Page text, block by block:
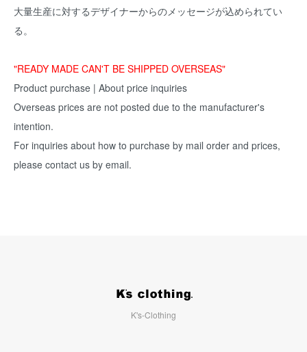
大量生産に対するデザイナーからのメッセージが込められてい
る。
"READY MADE CAN'T BE SHIPPED OVERSEAS"
Product purchase | About price inquiries
Overseas prices are not posted due to the manufacturer's
intention.
For inquiries about how to purchase by mail order and prices,
please contact us by email.
K's-Clothing